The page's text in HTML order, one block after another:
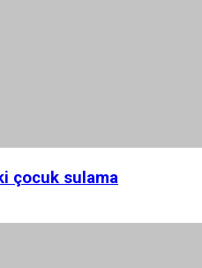
çocuk sulama